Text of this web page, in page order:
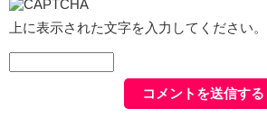
上に表示された文字を入力してください。